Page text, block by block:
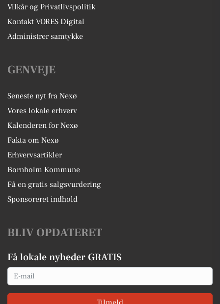
Vilkår og Privatlivspolitik
Kontakt VORES Digital
Administrer samtykke
GENVEJE
Seneste nyt fra Nexø
Vores lokale erhverv
Kalenderen for Nexø
Fakta om Nexø
Erhvervsartikler
Bornholm Kommune
Få en gratis salgsvurdering
Sponsoreret indhold
BLIV OPDATERET
Få lokale nyheder GRATIS
Email